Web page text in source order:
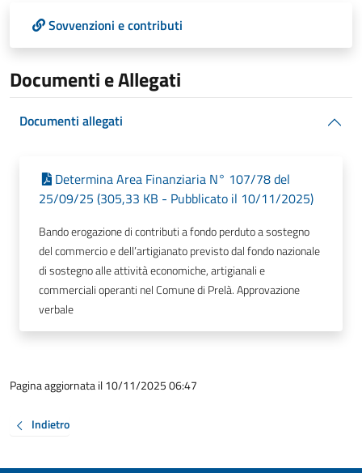
Sovvenzioni e contributi
Documenti e Allegati
Documenti allegati
Determina Area Finanziaria N° 107/78 del
25/09/25 (305,33 KB - Pubblicato il 10/11/2025)
Bando erogazione di contributi a fondo perduto a sostegno
del commercio e dell’artigianato previsto dal fondo nazionale
di sostegno alle attività economiche, artigianali e
commerciali operanti nel Comune di Prelà. Approvazione
verbale
Pagina aggiornata il 10/11/2025 06:47
Indietro